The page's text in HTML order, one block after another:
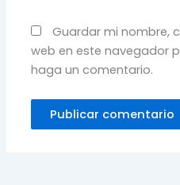
Guardar mi nombre,
web en este navegador
haga un comentario.